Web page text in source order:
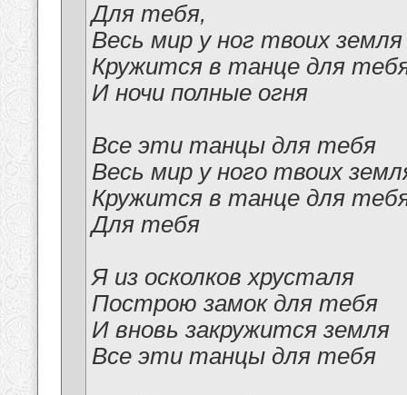
Для тебя,
Весь мир у ног твоих земля
Кружится в танце для
И ночи полные огня
Все эти танцы для тебя
Весь мир у ного твоих
Кружится в танце для
Для тебя
Я из осколков хрусталя
Построю замок для тебя
И вновь закружится земля
Все эти танцы для тебя